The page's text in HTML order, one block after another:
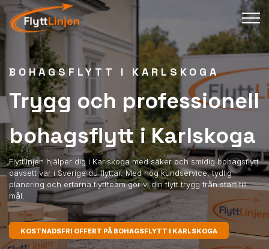
BOHAGSFLYTT I KARLSKOGA
Trygg och professionell
bohagsflytt i Karlskoga
Flyttlinjen hjälper dig i Karlskoga med säker och smidig bohagsflytt
oavsett var i Sverige du flyttar. Med hög kundservice, tydlig
planering och erfarna flyttteam gör vi din flytt trygg från start till
mål.
KOSTNADSFRI OFFERT PÅ BOHAGSFLYTT I KARLSKOGA